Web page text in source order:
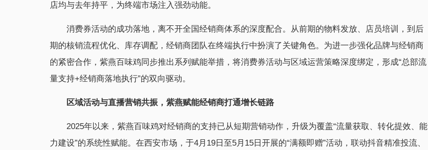
店均与去年持平，为终端市场注入强劲动能。
消费券活动的成功落地，离不开全国经销商体系的深度配合。从前期的物料发放、店员培训，到后
期的核销流程优化、库存调配，经销商团队在终端执行中扮演了关键角色。为进一步强化品牌与经销商
的紧密合作，紫燕百味鸡同步推出系列赋能举措，将消费券活动与区域运营策略深度绑定，形成“总部流
量支持+经销商落地执行”的双向驱动。
区域活动与直播营销共振，紫燕赋能经销商打通增长链路
2025年以来，紫燕百味鸡对经销商的支持已从短期营销动作，升级为覆盖“流量获取、转化提效、能
力建设”的系统性赋能。在西安市场，于4月19日至5月15日开展的“满额即赠”活动，联动抖音精准投流、